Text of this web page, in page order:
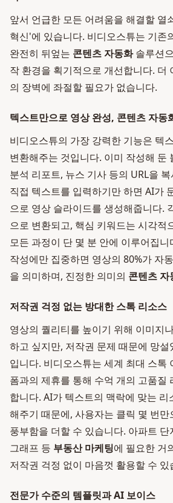
앞서 언급한 모든 어려움을 해결할 열
혁신'에 있습니다. 비디오스튜는 기존
완전히 뒤엎는 콘텐츠 자동화솔루션
작 환경을 획기적으로 개선합니다. 더
의 장벽에 좌절할 필요가 없습니다.
텍스트만으로 영상 완성, 콘텐츠 자동
비디오스튜의 가장 강력한 기능은 텍
변환해주는 것입니다. 이미 작성해 둔
분석 리포트, 뉴스 기사 등의 URL을
직접 텍스트를 입력하기만 하면 AI가
으로 영상 슬라이드를 생성해줍니다.
으로 변환되고, 핵심 키워드는 시각적
모든 과정이 단 몇 분 안에 이루어집
작성에만 집중하면 영상의 80%가 자
을 의미하며, 진정한 의미의 콘텐츠 자
저작권 걱정 없는 방대한 스톡 리소스
영상의 퀄리티를 높이기 위해 이미지
하고 싶지만, 저작권 문제 때문에 망설
입니다. 비디오스튜는 세계 최대 스톡
폼과의 제휴를 통해 수억 개의 고품질
합니다. AI가 텍스트의 맥락에 맞는 리
해주기 때문에, 사용자는 클릭 몇 번만
풍부함을 더할 수 있습니다. 아파트
그래프 등 부동산 마케팅에 필요한 거
저작권 걱정 없이 마음껏 활용할 수 있
전문가 수준의 템플릿과 AI 보이스